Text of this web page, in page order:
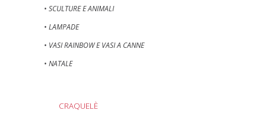
• SCULTURE E ANIMALI
• LAMPADE
• VASI RAINBOW E VASI A CANNE
• NATALE
CRAQUELÈ